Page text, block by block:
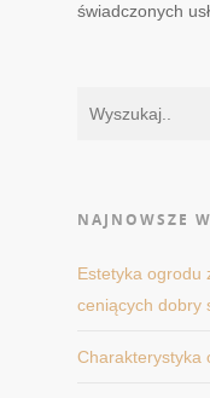
świadczonych
NAJNOWSZE
Estetyka ogrodu
ceniących dobry
Charakterystyka